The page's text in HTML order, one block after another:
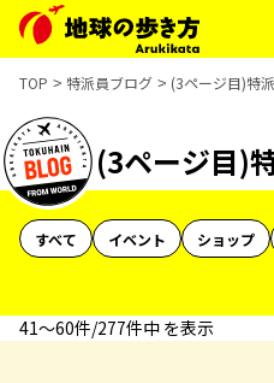
TOP 特派員ブログ (3ページ目)特
(3ページ目)
すべて イベント ショップ
41〜60件/277件中 を表示